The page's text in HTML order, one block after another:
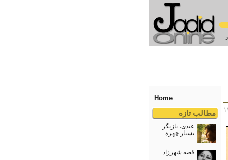
Home
مطالب تازه
عبدی، بازیگر
بسیار چهره
قصه شهرزاد